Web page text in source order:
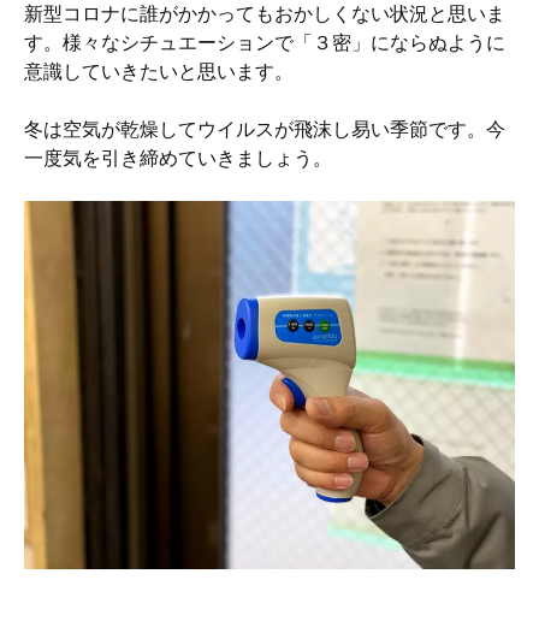
新型コロナに誰がかかってもおかしくない状況と思いま
す。様々なシチュエーションで「３密」にならぬように
意識していきたいと思います。
冬は空気が乾燥してウイルスが飛沫し易い季節です。今
一度気を引き締めていきましょう。